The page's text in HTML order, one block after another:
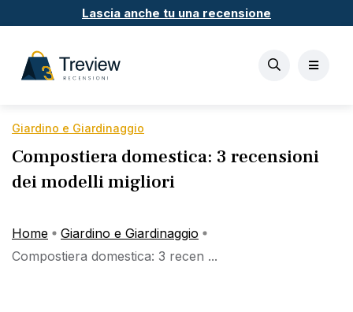
Lascia anche tu una recensione
Giardino e Giardinaggio
Compostiera domestica: 3 recensioni
dei modelli migliori
Home
Giardino e Giardinaggio
Compostiera domestica: 3 recen ...